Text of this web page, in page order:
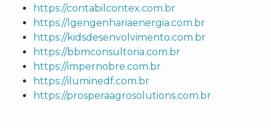
https://contabilcontex.com.br
https://lgengenhariaenergia.com.br
https://kidsdesenvolvimento.com.br
https://bbmconsultoria.com.br
https://impernobre.com.br
https://iluminedf.com.br
https://prosperaagrosolutions.com.br